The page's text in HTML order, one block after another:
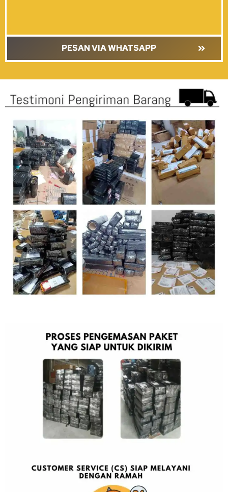
PESAN VIA WHATSAPP